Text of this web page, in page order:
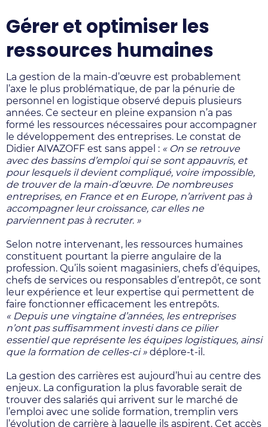
Gérer et optimiser les
ressources humaines
La gestion de la main-d’œuvre est probablement
l’axe le plus problématique, de par la pénurie de
personnel en logistique observé depuis plusieurs
années. Ce secteur en pleine expansion n’a pas
formé les ressources nécessaires pour accompagner
le développement des entreprises. Le constat de
Didier AIVAZOFF est sans appel : « On se retrouve
avec des bassins d’emploi qui se sont appauvris, et
pour lesquels il devient compliqué, voire impossible,
de trouver de la main-d’œuvre. De nombreuses
entreprises, en France et en Europe, n’arrivent pas à
accompagner leur croissance, car elles ne
parviennent pas à recruter. »
Selon notre intervenant, les ressources humaines
constituent pourtant la pierre angulaire de la
profession. Qu’ils soient magasiniers, chefs d’équipes,
chefs de services ou responsables d’entrepôt, ce sont
leur expérience et leur expertise qui permettent de
faire fonctionner efficacement les entrepôts.
« Depuis une vingtaine d’années, les entreprises
n’ont pas suffisamment investi dans ce pilier
essentiel que représente les équipes logistiques, ainsi
que la formation de celles-ci » déplore-t-il.
La gestion des carrières est aujourd’hui au centre des
enjeux. La configuration la plus favorable serait de
trouver des salariés qui arrivent sur le marché de
l’emploi avec une solide formation, tremplin vers
l’évolution de carrière à laquelle ils aspirent. Cet accès